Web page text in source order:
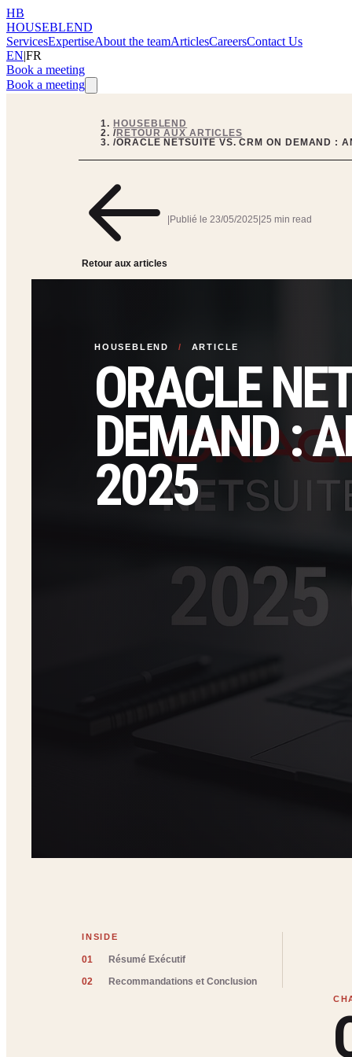
HB
HOUSEBLEND
ServicesExpertiseAbout the teamArticlesCareersContact Us
EN|FR
Book a meeting
Book a meeting
HOUSEBLEND
/RETOUR AUX ARTICLES
/ORACLE NETSUITE VS. CRM ON DEMAND :
Retour aux articles
Publié le 23/05/2025 25 min read
HOUSEBLEND / ARTICLE
ORACLE
DEMAND :
2025
INSIDE
01 Résumé Exécutif
02 Recommandations et Conclusion